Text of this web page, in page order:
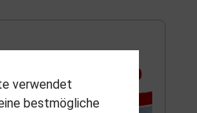
verwendet
bestmögliche